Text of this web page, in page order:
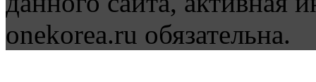
onekorea.ru обязательна.